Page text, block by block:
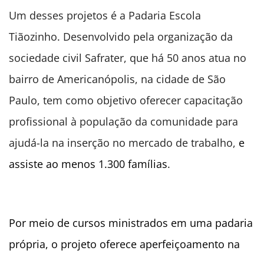
Um desses projetos é a Padaria Escola
Tiãozinho. Desenvolvido pela organização da
sociedade civil Safrater, que há 50 anos atua no
bairro de Americanópolis, na cidade de São
Paulo, tem como objetivo oferecer capacitação
profissional à população da comunidade para
ajudá-la na inserção no mercado de trabalho, e
assiste ao menos 1.300 famílias.
Por meio de cursos ministrados em uma padaria
própria, o projeto oferece aperfeiçoamento na